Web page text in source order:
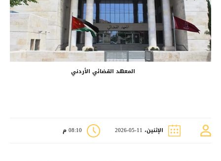
المعهد القضائي الأردني
الإثنين، 11-05-2026 08:10 م